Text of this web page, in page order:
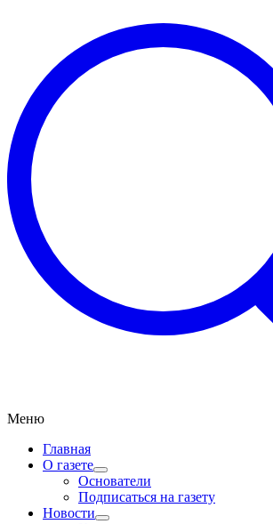
Меню
Главная
О газете
Основатели
Подписаться на газету
Новости